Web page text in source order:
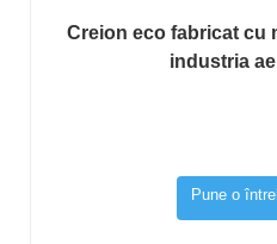
Creion eco fabricat cu
industria
Pune o